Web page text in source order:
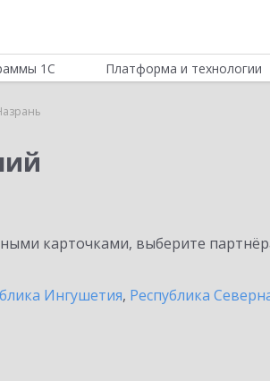
1С Платформа и технологии
карточками, выберите
Ингушетия, Республика